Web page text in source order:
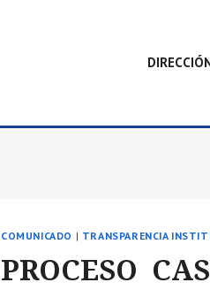
COMUNICADO | TRANSPARENCIA
PROCESO